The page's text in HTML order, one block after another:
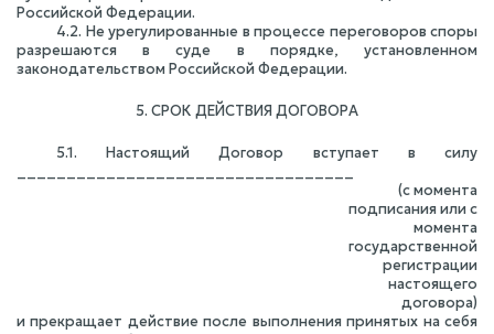
Российской Федерации.
4.2. Не урегулированные в процессе переговоров споры
разрешаются в суде в порядке, установленном
законодательством Российской Федерации.
5. СРОК ДЕЙСТВИЯ ДОГОВОРА
5.1. Настоящий Договор вступает в силу
(с момента
подписания или с
момента
государственной
регистрации
настоящего
договора)
и прекращает действие после выполнения принятых на себя